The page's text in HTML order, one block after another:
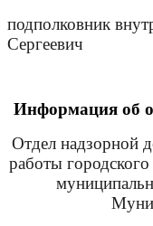
подполковник
Сергеевич
Информация об
Отдел надзорной
работы